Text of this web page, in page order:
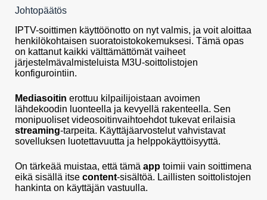
Johtopäätös
IPTV-soittimen käyttöönotto on nyt valmis, ja voit aloittaa
henkilökohtaisen suoratoistokokemuksesi. Tämä opas
on kattanut kaikki välttämättömät vaiheet
järjestelmävalmisteluista M3U-soittolistojen
konfigurointiin.
Mediasoitin erottuu kilpailijoistaan avoimen
lähdekoodin luonteella ja kevyellä rakenteella. Sen
monipuoliset videosoitinvaihtoehdot tukevat erilaisia
streaming-tarpeita. Käyttäjäarvostelut vahvistavat
sovelluksen luotettavuutta ja helppokäyttöisyyttä.
On tärkeää muistaa, että tämä app toimii vain soittimena
eikä sisällä itse content-sisältöä. Laillisten soittolistojen
hankinta on käyttäjän vastuulla.